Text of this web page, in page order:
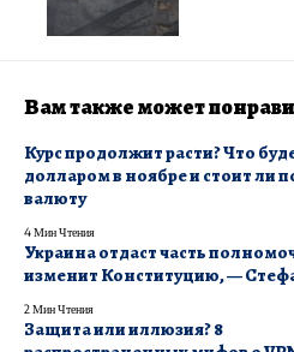
Вам также может
Курс продолжит расти? Что
долларом в ноябре и стоит ли
валюту
4 Мин Чтения
Украина отдаст часть
изменит Конституцию, —
2 Мин Чтения
Защита или иллюзия? 8